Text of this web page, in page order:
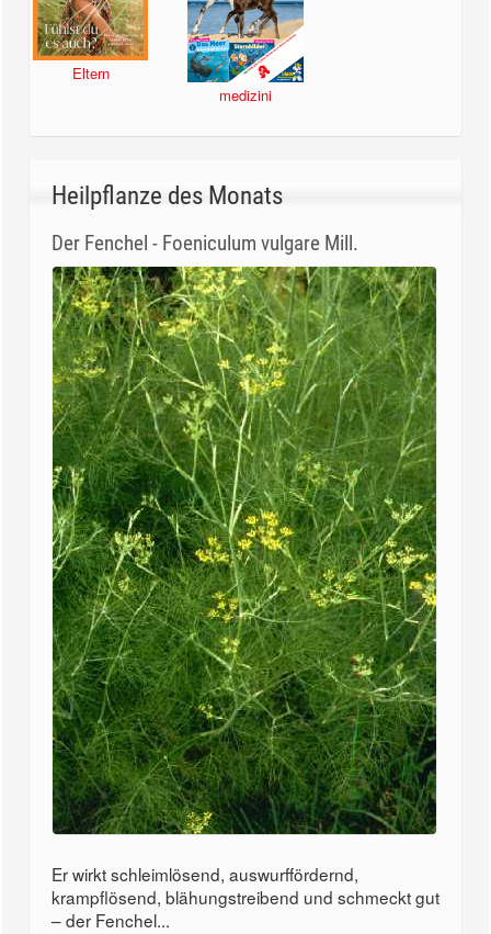
Eltern
medizini
Heilpflanze des Monats
Der Fenchel - Foeniculum vulgare Mill.
Er wirkt schleimlösend, auswurffördernd,
krampflösend, blähungstreibend und schmeckt gut
– der Fenchel...